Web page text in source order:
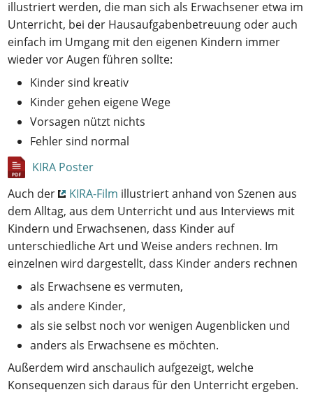
illustriert werden, die man sich als Erwachsener etwa im
Unterricht, bei der Hausaufgabenbetreuung oder auch
einfach im Umgang mit den eigenen Kindern immer
wieder vor Augen führen sollte:
Kinder sind kreativ
Kinder gehen eigene Wege
Vorsagen nützt nichts
Fehler sind normal
KIRA Poster
Auch der
KIRA-Film illustriert anhand von Szenen aus
dem Alltag, aus dem Unterricht und aus Interviews mit
Kindern und Erwachsenen, dass Kinder auf
unterschiedliche Art und Weise anders rechnen. Im
einzelnen wird dargestellt, dass Kinder anders rechnen
als Erwachsene es vermuten,
als andere Kinder,
als sie selbst noch vor wenigen Augenblicken und
anders als Erwachsene es möchten.
Außerdem wird anschaulich aufgezeigt, welche
Konsequenzen sich daraus für den Unterricht ergeben.